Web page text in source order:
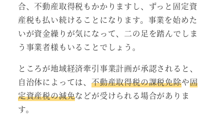
合、不動産取得税もかかりますし、ずっと固定資
産税も払い続けることになります。事業を始めた
いが資金繰りが気になって、二の足を踏んでしま
う事業者様もいることでしょう。
ところが地域経済牽引事業計画が承認されると、
自治体によっては、 不動産取得税の課税免除や固
定資産税の減免などが受けられる場合がありま
す。